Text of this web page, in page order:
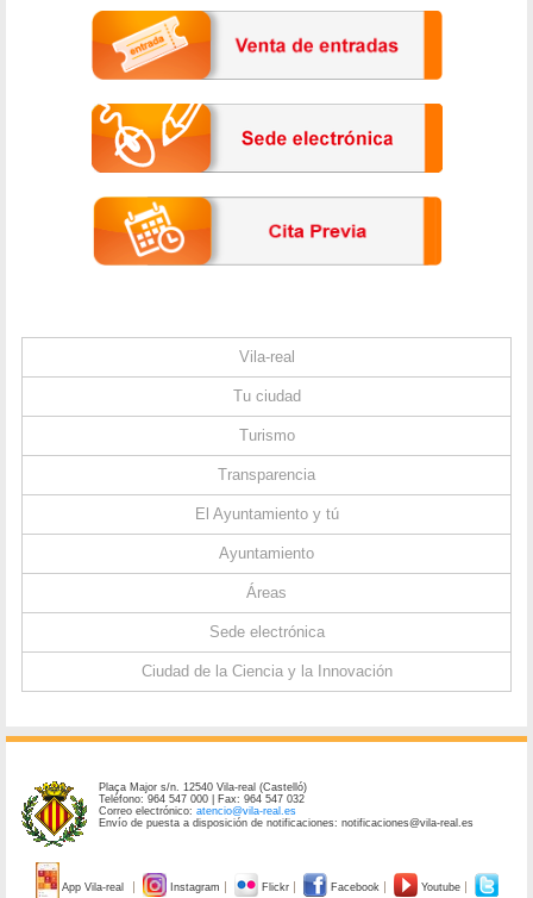
Vila-real
Tu ciudad
Turismo
Transparencia
El Ayuntamiento y tú
Ayuntamiento
Áreas
Sede electrónica
Ciudad de la Ciencia y la Innovación
Plaça Major s/n. 12540 Vila-real (Castelló)
Teléfono: 964 547 000 | Fax: 964 547 032
Correo electrónico:atencio@vila-real.es
Envío de puesta a disposición de notificaciones: notificaciones@vila-real.es
App Vila-real Instagram Flickr Facebook Youtube